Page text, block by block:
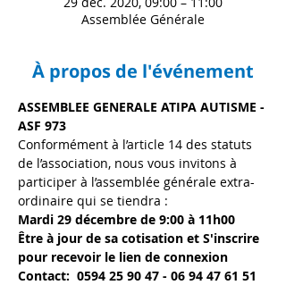
Assemblée Générale
À propos de l'événement
ASSEMBLEE GENERALE ATIPA AUTISME -
ASF 973
Conformément à l’article 14 des statuts
de l’association, nous vous invitons à
participer à l’assemblée générale extra-
ordinaire qui se tiendra :
Mardi 29 décembre de 9:00 à 11h00
Être à jour de sa cotisation et S'inscrire
pour recevoir le lien de connexion
Contact:  0594 25 90 47‬ - 06 94 47 61 51